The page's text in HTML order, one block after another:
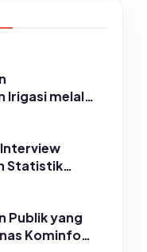
Irigasi melalui
TIRTA
Statistik
Publik yang
Kominfo